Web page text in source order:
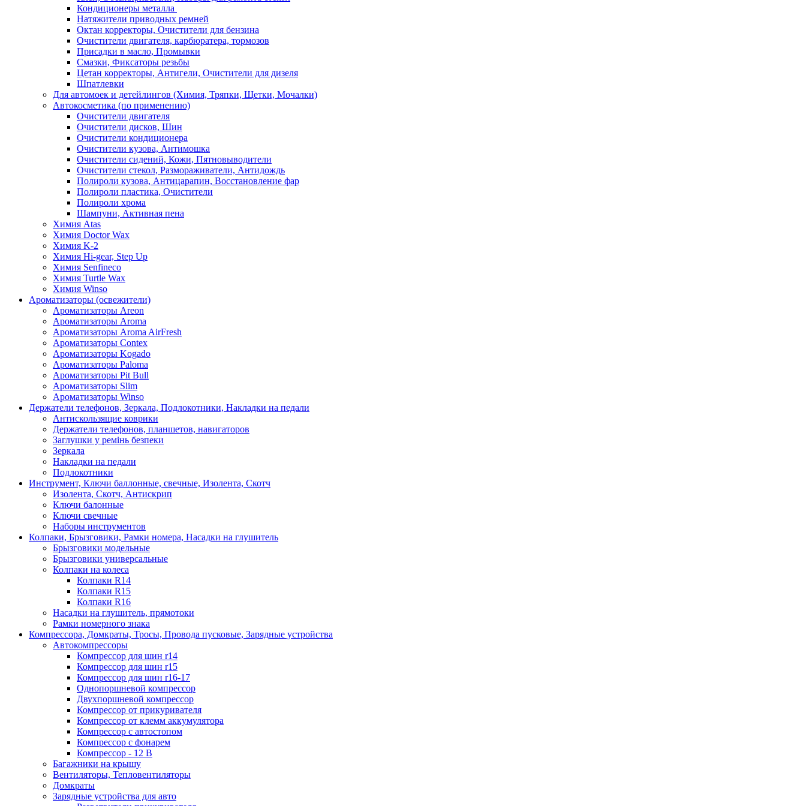
Кондиционеры металла
Натяжители приводных ремней
Октан корректоры, Очистители для бензина
Очистители двигателя, карбюратера, тормозов
Присадки в масло, Промывки
Смазки, Фиксаторы резьбы
Цетан корректоры, Антигели, Очистители для дизеля
Шпатлевки
Для автомоек и детейлингов (Химия, Тряпки, Щетки, Мочалки)
Автокосметика (по применению)
Очистители двигателя
Очистители дисков, Шин
Очистители кондиционера
Очистители кузова, Антимошка
Очистители сидений, Кожи, Пятновыводители
Очистители стекол, Размораживатели, Антидождь
Полироли кузова, Антицарапин, Восстановление фар
Полироли пластика, Очистители
Полироли хрома
Шампуни, Активная пена
Химия Atas
Химия Doctor Wax
Химия K-2
Химия Hi-gear, Step Up
Химия Senfineco
Химия Turtle Wax
Химия Winso
Ароматизаторы (освежители)
Ароматизаторы Areon
Ароматизаторы Aroma
Ароматизаторы Aroma AirFresh
Ароматизаторы Contex
Ароматизаторы Kogado
Ароматизаторы Paloma
Ароматизаторы Pit Bull
Ароматизаторы Slim
Ароматизаторы Winso
Держатели телефонов, Зеркала, Подлокотники, Накладки на педали
Антискользящие коврики
Держатели телефонов, планшетов, навигаторов
Заглушки у ремінь безпеки
Зеркала
Накладки на педали
Подлокотники
Инструмент, Ключи баллонные, свечные, Изолента, Скотч
Изолента, Скотч, Антискрип
Ключи балонные
Ключи свечные
Наборы инструментов
Колпаки, Брызговики, Рамки номера, Насадки на глушитель
Брызговики модельные
Брызговики универсальные
Колпаки на колеса
Колпаки R14
Колпаки R15
Колпаки R16
Насадки на глушитель, прямотоки
Рамки номерного знака
Компрессора, Домкраты, Тросы, Провода пусковые, Зарядные устройства
Автокомпрессоры
Компрессор для шин r14
Компрессор для шин r15
Компрессор для шин r16-17
Однопоршневой компрессор
Двухпоршневой компрессор
Компрессор от прикуривателя
Компрессор от клемм аккумулятора
Компрессор с автостопом
Компрессор с фонарем
Компрессор - 12 В
Багажники на крышу
Вентиляторы, Тепловентиляторы
Домкраты
Зарядные устройства для авто